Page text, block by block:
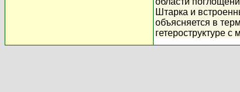
Штарка и
объясняется в
гетероструктуре